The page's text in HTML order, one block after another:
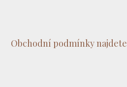
Obchodní podmínky najdete